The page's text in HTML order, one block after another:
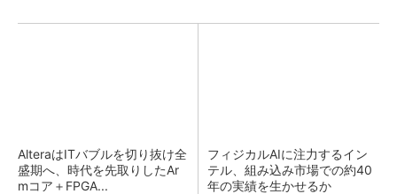
AlteraはITバブルを切り抜け全
盛期へ、時代を先取りしたAr
mコア＋FPGA...
フィジカルAIに注力するイン
テル、組み込み市場での約40
年の実績を生かせるか